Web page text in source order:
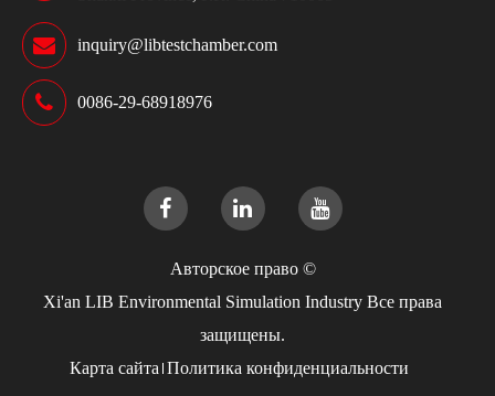
inquiry@libtestchamber.com
0086-29-68918976
Авторское право ©
Xi'an LIB Environmental Simulation Industry Все права
защищены.
Карта сайта Политика конфиденциальности